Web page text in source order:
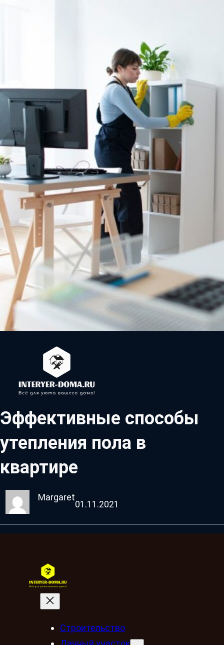
Эффективные способы
утепления пола в
квартире
Margaret
01.11.2021
Строительство